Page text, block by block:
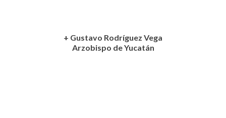
+ Gustavo Rodríguez Vega
Arzobispo de Yucatán